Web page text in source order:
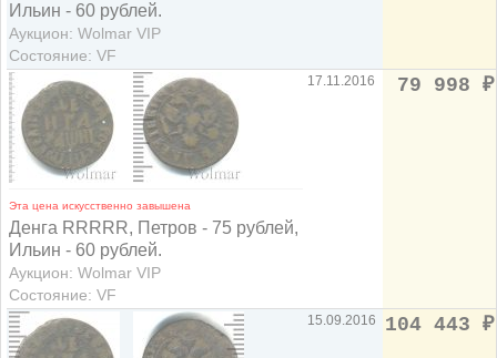
Ильин - 60 рублей.
Аукцион: Wolmar VIP
Состояние: VF
Эта цена искусственно завышена
Денга RRRRR, Петров - 75 рублей,
Ильин - 60 рублей.
Аукцион: Wolmar VIP
Состояние: VF
17.11.2016 79 998 ₽
15.09.2016 104 443 ₽